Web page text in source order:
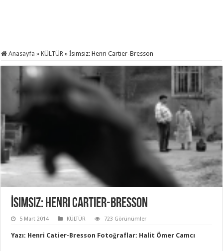
Anasayfa » KÜLTÜR » İsimsiz: Henri Cartier-Bresson
İsimsiz: Henri Cartier-Bresson
5 Mart 2014 KÜLTÜR 723 Görünümler
Yazı: Henri Catier-Bresson Fotoğraflar: Halit Ömer Camcı